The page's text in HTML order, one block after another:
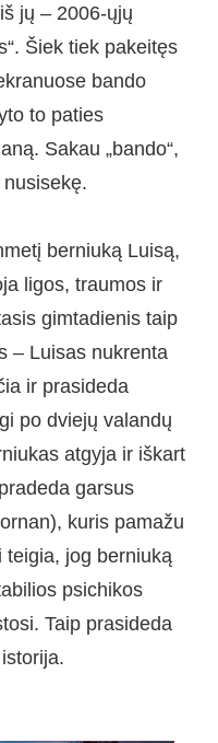
jų – 2006-ųjų
Šiek tiek pakeitęs
bando
to paties
Sakau „bando“,
berniuką Luisą,
ligos, traumos ir
gimtadienis taip
– Luisas nukrenta
ir prasideda
po dviejų valandų
atgyja ir iškart
garsus
kuris pamažu
teigia, jog berniuką
psichikos
Taip prasideda